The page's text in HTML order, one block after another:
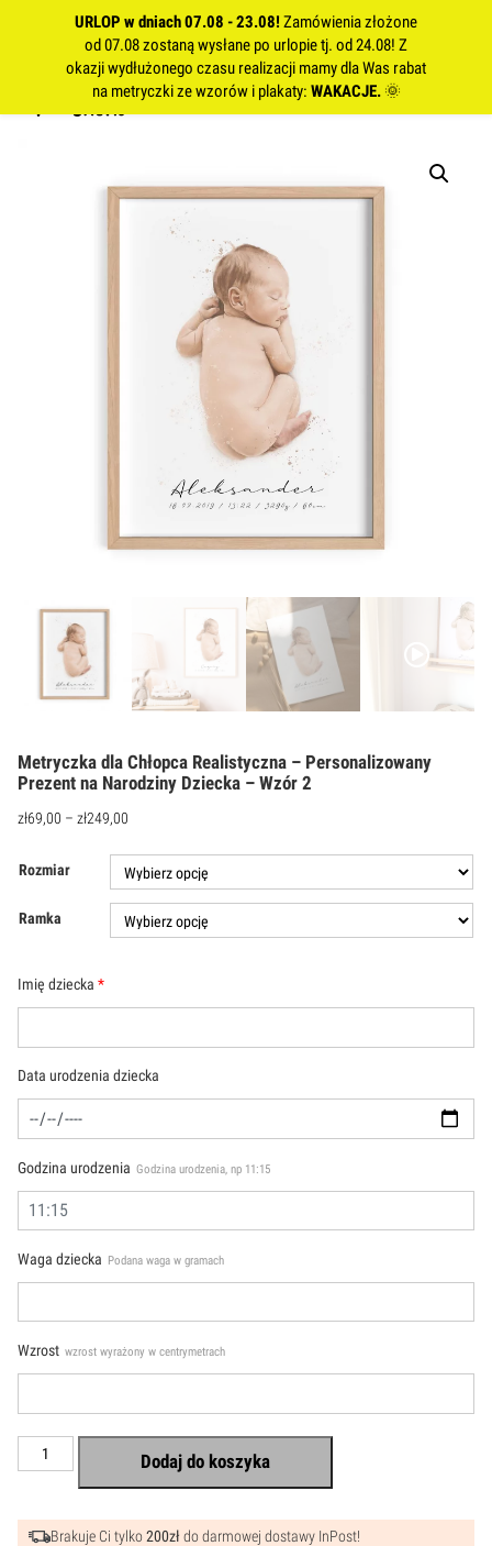
Metryczka dla Chłopca Realistyczna – Personalizowany
Prezent na Narodziny Dziecka – Wzór 2
zł69,00 – zł249,00
Rozmiar
Ramka
Imię dziecka *
Data urodzenia dziecka
Godzina urodzenia Godzina urodzenia, np 11:15
Waga dziecka Podana waga w gramach
Wzrost wzrost wyrażony w centrymetrach
ilość
Metryczka
Realistyczna
Dodaj do koszyka
Brakuje Ci tylko200zł do darmowej dostawy InPost!
URLOP w dniach 07.08 - 23.08! Zamówienia złożone
od 07.08 zostaną wysłane po urlopie tj. od 24.08! Z
okazji wydłużonego czasu realizacji mamy dla Was rabat
na metryczki ze wzorów i plakaty: WAKACJE.🌞